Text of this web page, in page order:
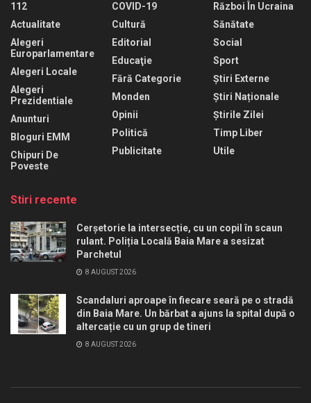
112
Actualitate
Alegeri
Europarlamentare
Alegeri Locale
Alegeri
Prezidentiale
Anunturi
Bloguri EMM
Chipuri De
Poveste
COVID-19
Cultură
Editorial
Educaţie
Fără Categorie
Monden
Opinii
Politică
Publicitate
Război În Ucraina
Sănătate
Social
Sport
Știri Externe
Știri Naționale
Știrile Zilei
Timp Liber
Utile
Stiri recente
Cerșetorie la intersecție, cu un copil în scaun
rulant. Poliția Locală Baia Mare a sesizat
Parchetul
8 AUGUST 2026
Scandaluri aproape în fiecare seară pe o stradă
din Baia Mare. Un bărbat a ajuns la spital după o
altercație cu un grup de tineri
8 AUGUST 2026